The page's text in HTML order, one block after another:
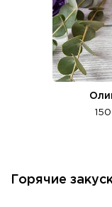
150
Горячие